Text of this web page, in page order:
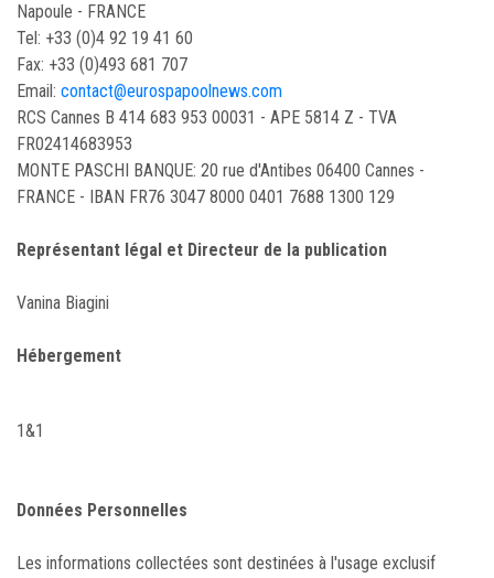
Napoule - FRANCE
Tel: +33 (0)4 92 19 41 60
Fax: +33 (0)493 681 707
Email: contact@eurospapoolnews.com
RCS Cannes B 414 683 953 00031 - APE 5814 Z - TVA
FR02414683953
MONTE PASCHI BANQUE: 20 rue d'Antibes 06400 Cannes -
FRANCE - IBAN FR76 3047 8000 0401 7688 1300 129
Représentant légal et Directeur de la publication
Vanina Biagini
Hébergement
1&1
Données Personnelles
Les informations collectées sont destinées à l'usage exclusif